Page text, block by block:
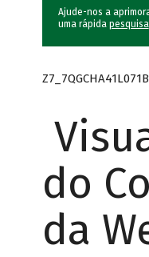
Ajude-nos a
uma rápida pesquisa
do
da